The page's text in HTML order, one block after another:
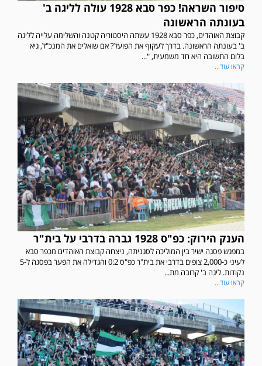
סיפור השראה! כפר סבא 1928 עולה לליגה ב'
בעונתה הראשונה
קבוצת האוהדים, כפר סבא 1928 עשתה היסטוריה קטנה והשלימה עלייה לליגה
ב' בעונתה הראשונה. בדרך לעקוף את הפועל? אם שואלים את המנכ"ל, גיא
בלום התשובה היא חד משמעית, "...
קראו עוד...
הענק הירוק: כפ"ס 1928 גברה בדרבי על בית"ר
במפגש פסגה ישיר בין המוליכה לסגניתה, ניצחה קבוצת האוהדים מכפר סבא
לעיני כ-2,000 צופים בדרבי את בית"ר כפ"ס 0:2 והגדילה את הפער בפסגה ל-5
נקודות. ליגה ב' קרובה מת...
קראו עוד...